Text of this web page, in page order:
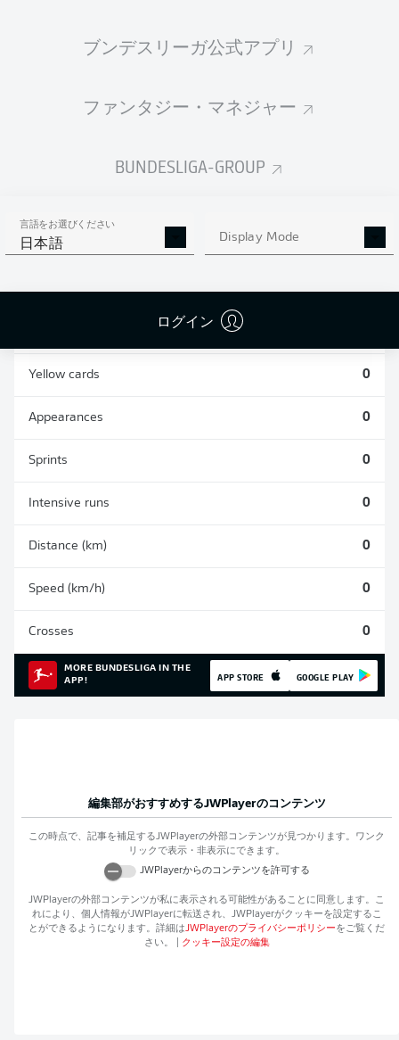
ブンデスリーガ公式アプリ
ファンタジー・マネジャー
BUNDESLIGA-GROUP
言語をお選びください
日本語 Display Mode
ログイン
2025/2026
統計 シーズン 2025/2026
AERIAL DUELS
WON
Yellow cards 0
Appearances 0
Sprints 0
Intensive runs 0
Distance (km) 0
Speed (km/h) 0
Crosses 0
MORE BUNDESLIGA IN THE
APP!
APP STORE GOOGLE PLAY
編集部がおすすめするJWPlayerのコンテンツ
この時点で、記事を補足するJWPlayerの外部コンテンツが見つかります。ワンク
リックで表示・非表示にできます。
JWPlayerからのコンテンツを許可する
JWPlayerの外部コンテンツが私に表示される可能性があることに同意します。こ
れにより、個人情報がJWPlayerに転送され、 JWPlayerがクッキーを設定するこ
とができるようになります。詳細はJWPlayerのプライバシーポリシーをご覧くだ
さい。
クッキー設定の編集